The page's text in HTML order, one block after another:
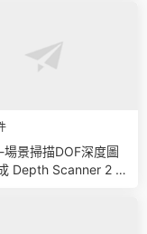
場景掃描DOF深度圖
Depth Scanner 2 v